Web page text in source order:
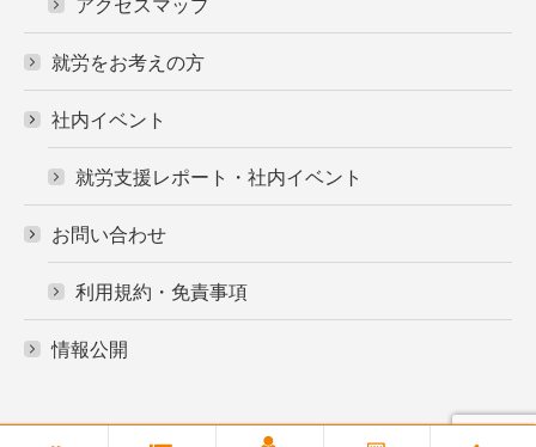
就労をお考えの方
社内イベント
就労支援レポート・社内イベント
お問い合わせ
利用規約・免責事項
情報公開